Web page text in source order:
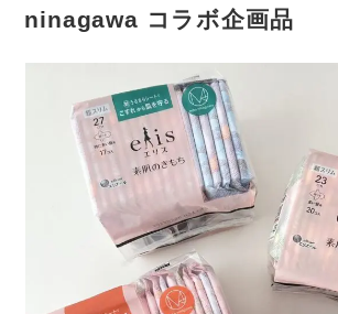
ninagawa コラボ企画品